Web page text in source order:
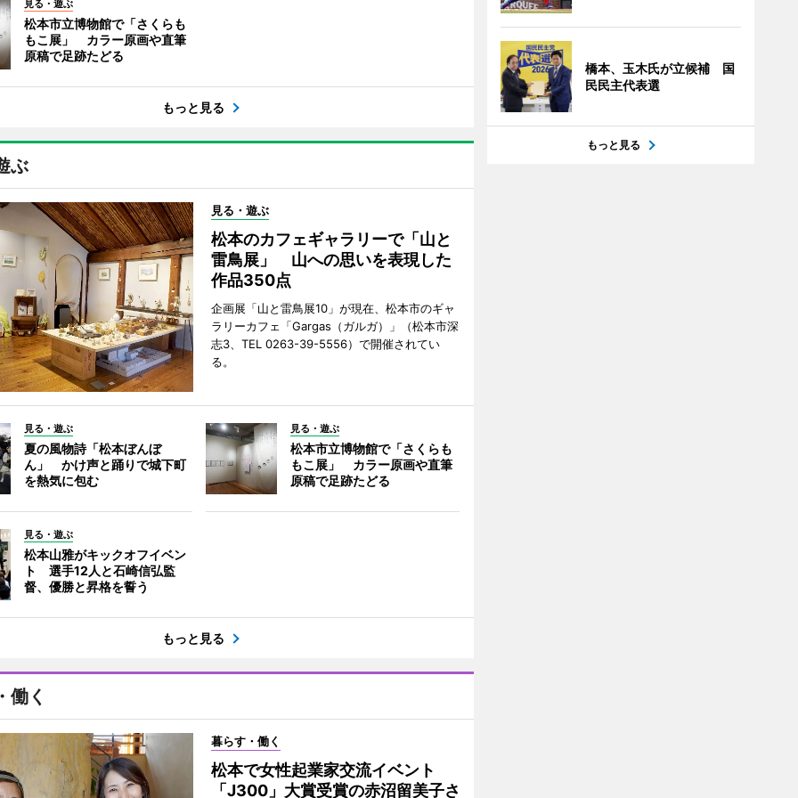
見る・遊ぶ
松本市立博物館で「さくらも
もこ展」 カラー原画や直筆
原稿で足跡たどる
もっと見る
ぶ
見る・遊ぶ
松本のカフェギャラリーで「山と
雷鳥展」 山への思いを表現した
作品350点
企画展「山と雷鳥展10」が現在、松本市のギャ
ラリーカフェ「Gargas（ガルガ）」（松本市深
志3、TEL 0263-39-5556）で開催されてい
る。
見る・遊ぶ
夏の風物詩「松本ぼんぼ
ん」 かけ声と踊りで城下町
を熱気に包む
見る・遊ぶ
松本市立博物館で「さくらも
もこ展」 カラー原画や直筆
原稿で足跡たどる
見る・遊ぶ
松本山雅がキックオフイベン
ト 選手12人と石崎信弘監
督、優勝と昇格を誓う
もっと見る
働く
暮らす・働く
松本で女性起業家交流イベント
「J300」大賞受賞の赤沼留美子さ
橋本、玉木氏が立候補 国
民民主代表選
もっと見る